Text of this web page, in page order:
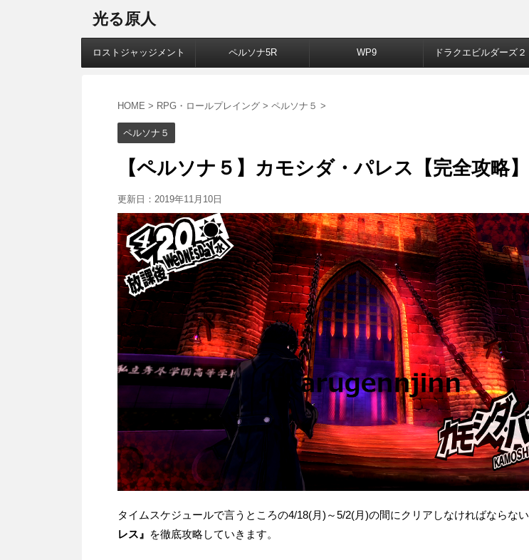
光る原人
ロストジャッジメント ペルソナ5R WP9 ドラクエビルダーズ２
HOME > RPG・ロールプレイング > ペルソナ５ >
ペルソナ５
【ペルソナ５】カモシダ・パレス【完全攻略】
更新日： 2019年11月10日
タイムスケジュールで言うところの4/18(月)～5/2(月)の間にクリアしなければならない
レス』 を徹底攻略していきます。